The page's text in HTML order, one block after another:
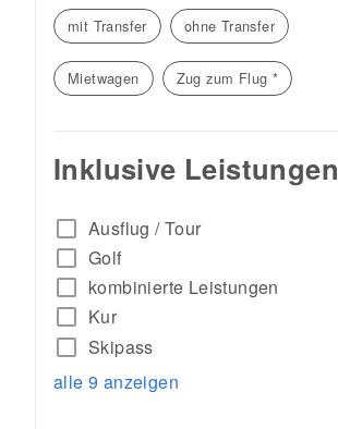
mit Transfer ohne Transfer
Mietwagen Zug zum Flug *
Inklusive Leistungen
check_box_outline_blank Ausflug / Tour
check_box_outline_blank Golf
check_box_outline_blank kombinierte Leistungen
check_box_outline_blank Kur
check_box_outline_blank Skipass
alle 9 anzeigen